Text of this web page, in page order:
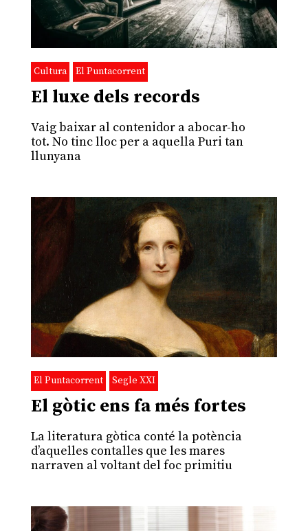
Cultura El Puntacorrent
El luxe dels records
Vaig baixar al contenidor a abocar-ho
tot. No tinc lloc per a aquella Puri tan
llunyana
El Puntacorrent Segle XXI
El gòtic ens fa més fortes
La literatura gòtica conté la potència
d’aquelles contalles que les mares
narraven al voltant del foc primitiu